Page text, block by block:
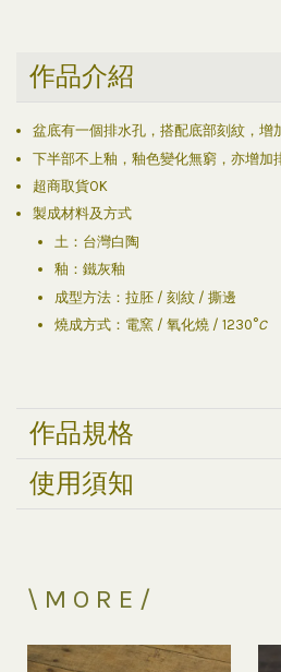
作品介紹
盆底有一個排水孔，搭配底部刻紋，增
下半部不上釉，釉色變化無窮，亦增加
超商取貨OK
製成材料及方式
土：台灣白陶
釉：鐵灰釉
成型方法：拉胚 / 刻紋 / 撕邊
燒成方式：電窯 / 氧化燒 / 1230°C
作品規格
使用須知
\ M O R E /